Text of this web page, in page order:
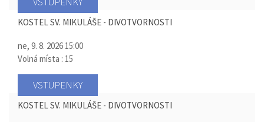
KOSTEL SV. MIKULÁŠE - DIVOTVORNOSTI
ne, 9. 8. 2026 15:00
Volná místa : 15
VSTUPENKY
KOSTEL SV. MIKULÁŠE - DIVOTVORNOSTI